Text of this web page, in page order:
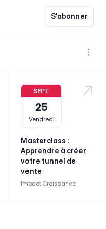
S'abonner
Voir
SEPT
25
Vendredi
Masterclass :
Apprendre à créer
votre tunnel de
vente
Impact Croissance